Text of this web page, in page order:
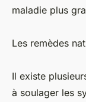
maladie plus
Les remèdes
Il existe
à soulager les